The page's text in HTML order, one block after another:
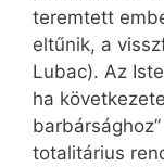
teremtett
eltűnik, a
Lubac). Az
ha
totalitárius